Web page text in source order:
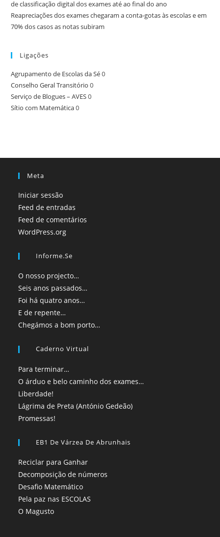
de classificação digital dos exames até ao final do ano
Reapreciações dos exames chegaram a conta-gotas às escolas e em
70% dos casos as notas subiram
Ligações
Agrupamento de Escolas da Sé0
Conselho Geral Transitório 0
Serviço de Blogues – AVES0
Sítio com Matemática0
Meta
Iniciar sessão
Feed de entradas
Feed de comentários
WordPress.org
Informe.se
O nosso projecto…
Seis anos passados…
Foi há quatro anos…
E de repente…
Chegámos a bom porto…
Caderno Virtual
Para terminar…
O árduo e belo caminho dos exames…
Liberdade!
Lágrima de Preta (António Gedeão)
Promessas!
EB1 De Várzea De Abrunhais
Reciclar para Ganhar
Decomposição de números
Desafio Matemático
Pela paz nas ESCOLAS
O Magusto